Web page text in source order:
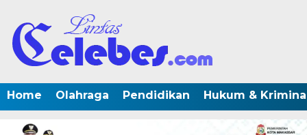
Home Olahraga Pendidikan Hukum &